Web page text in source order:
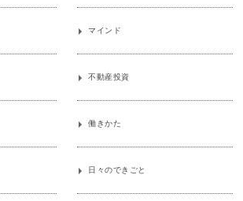
マインド
不動産投資
働きかた
日々のできごと